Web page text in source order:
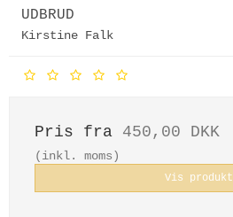
UDBRUD
Kirstine Falk
Pris fra 450,00 DKK
(inkl. moms)
Vis produkt